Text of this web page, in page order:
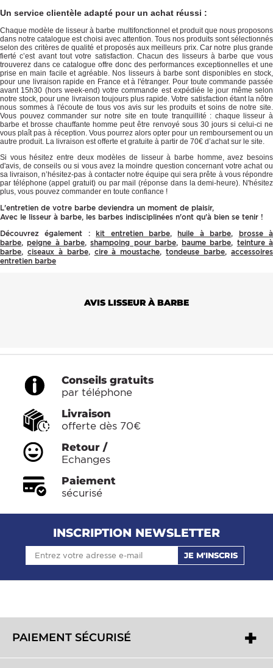
Un service clientèle adapté pour un achat réussi :
Chaque modèle de lisseur à barbe multifonctionnel et produit que nous proposons
dans notre catalogue est choisi avec attention. Tous nos produits sont sélectionnés
selon des critères de qualité et proposés aux meilleurs prix. Car notre plus grande
fierté c’est avant tout votre satisfaction. Chacun des lisseurs à barbe que vous
trouverez dans ce catalogue offre donc des performances exceptionnelles et une
prise en main facile et agréable. Nos lisseurs à barbe sont disponibles en stock,
pour une livraison rapide en France et à l'étranger. Pour toute commande passée
avant 15h30 (hors week-end) votre commande est expédiée le jour même selon
notre stock, pour une livraison toujours plus rapide. Votre satisfaction étant la nôtre
nous sommes à l'écoute de tous vos avis sur les produits et soins de notre site.
Vous pouvez commander sur notre site en toute tranquillité : chaque lisseur à
barbe et brosse chauffante homme peut être renvoyé sous 30 jours si celui-ci ne
vous plaît pas à réception. Vous pourrez alors opter pour un remboursement ou un
autre produit. La livraison est offerte et gratuite à partir de 70€ d’achat sur le site.
Si vous hésitez entre deux modèles de lisseur à barbe homme, avez besoins
d'avis, de conseils ou si vous avez la moindre question concernant votre achat ou
sa livraison, n’hésitez-pas à contacter notre équipe qui sera prête à vous répondre
par téléphone (appel gratuit) ou par mail (réponse dans la demi-heure). N'hésitez
plus, vous pouvez commander en toute confiance !
L'entretien de votre barbe deviendra un moment de plaisir,
Avec le lisseur à barbe, les barbes indisciplinées n'ont qu'à bien se tenir !
Découvrez également : kit entretien barbe, huile à barbe, brosse à
barbe, peigne à barbe,shampoing pour barbe, baume barbe, teinture à
barbe, ciseaux à barbe, cire à moustache,tondeuse barbe,accessoires
entretien barbe
AVIS LISSEUR À BARBE
Conseils gratuits
par téléphone
Livraison
offerte dès 70€
Retour /
Echanges
Paiement
sécurisé
INSCRIPTION NEWSLETTER
JE M'INSCRIS
PAIEMENT SÉCURISÉ